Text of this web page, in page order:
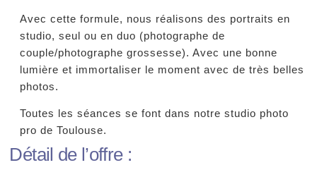
Avec cette formule, nous réalisons des portraits en
studio, seul ou en duo (photographe de
couple/photographe grossesse). Avec une bonne
lumière et immortaliser le moment avec de très belles
photos.
Toutes les séances se font dans notre studio photo
pro de Toulouse.
Détail de l’offre :